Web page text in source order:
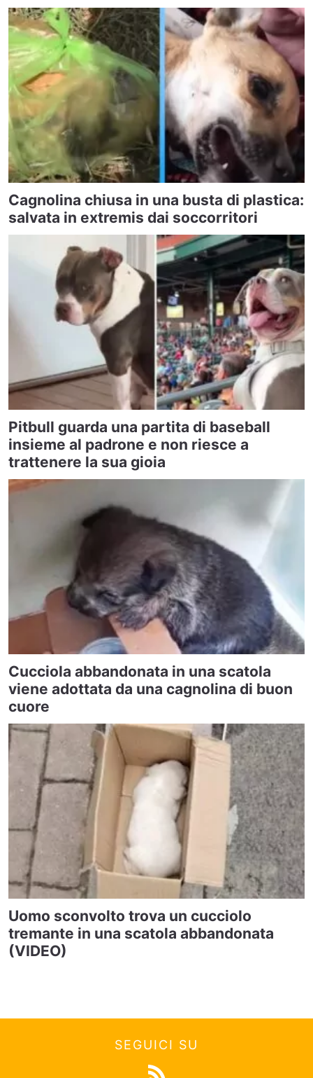
Cagnolina chiusa in una busta di plastica:
salvata in extremis dai soccorritori
Pitbull guarda una partita di baseball
insieme al padrone e non riesce a
trattenere la sua gioia
Cucciola abbandonata in una scatola
viene adottata da una cagnolina di buon
cuore
Uomo sconvolto trova un cucciolo
tremante in una scatola abbandonata
(VIDEO)
SEGUICI SU